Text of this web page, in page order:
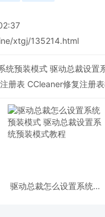
xtgj/135214.html
统预装模式 驱动总裁设置
册表 CCleaner修复注册
驱动总裁怎么设置系统预